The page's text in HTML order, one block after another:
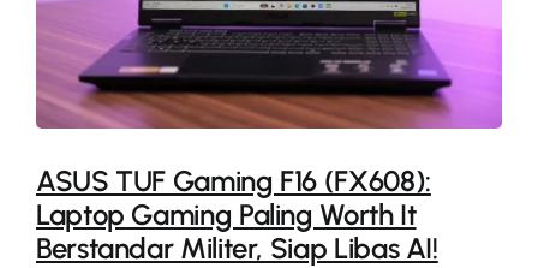
ASUS TUF Gaming F16 (FX608):
Laptop Gaming Paling Worth It
Berstandar Militer, Siap Libas AI!